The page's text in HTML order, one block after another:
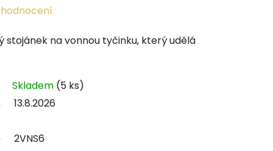
stojánek na vonnou tyčinku, který udělá
Skladem (5 ks)
13.8.2026
2VNS6